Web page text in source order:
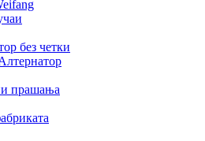
без четки
прашања